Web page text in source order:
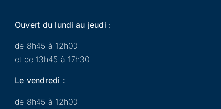
Ouvert du lundi au jeudi :
de 8h45 à 12h00
et de 13h45 à 17h30
Le vendredi :
de 8h45 à 12h00